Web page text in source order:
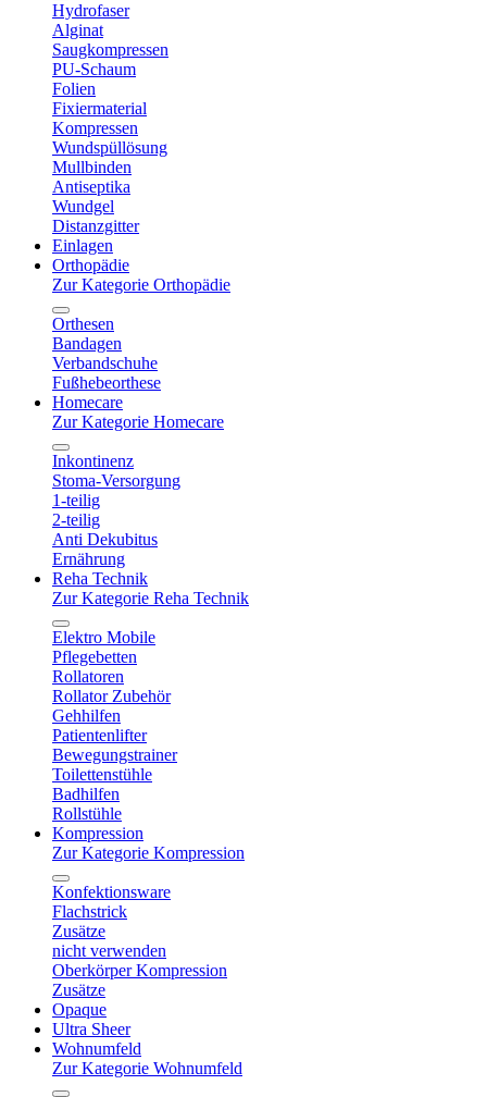
Hydrofaser
Alginat
Saugkompressen
PU-Schaum
Folien
Fixiermaterial
Kompressen
Wundspüllösung
Mullbinden
Antiseptika
Wundgel
Distanzgitter
Einlagen
Orthopädie
Zur Kategorie Orthopädie
Orthesen
Bandagen
Verbandschuhe
Fußhebeorthese
Homecare
Zur Kategorie Homecare
Inkontinenz
Stoma-Versorgung
1-teilig
2-teilig
Anti Dekubitus
Ernährung
Reha Technik
Zur Kategorie Reha Technik
Elektro Mobile
Pflegebetten
Rollatoren
Rollator Zubehör
Gehhilfen
Patientenlifter
Bewegungstrainer
Toilettenstühle
Badhilfen
Rollstühle
Kompression
Zur Kategorie Kompression
Konfektionsware
Flachstrick
Zusätze
nicht verwenden
Oberkörper Kompression
Zusätze
Opaque
Ultra Sheer
Wohnumfeld
Zur Kategorie Wohnumfeld